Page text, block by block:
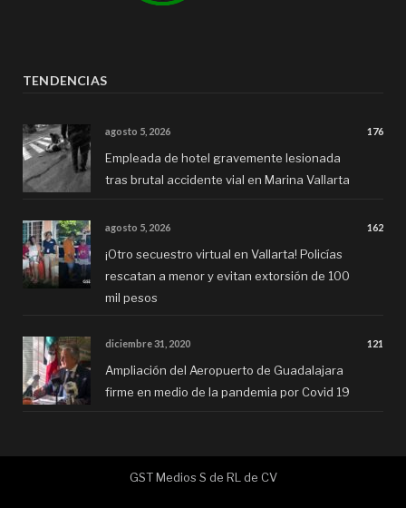
TENDENCIAS
agosto 5, 2026 176
Empleada de hotel gravemente lesionada
tras brutal accidente vial en Marina Vallarta
agosto 5, 2026 162
¡Otro secuestro virtual en Vallarta! Policías
rescatan a menor y evitan extorsión de 100
mil pesos
diciembre 31, 2020 121
Ampliación del Aeropuerto de Guadalajara
firme en medio de la pandemia por Covid 19
GST Medios S de RL de CV